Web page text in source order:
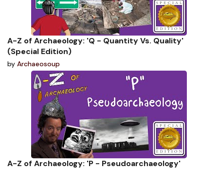
A-Z of Archaeology: 'Q - Quantity Vs. Quality'
(Special Edition)
by Archaeosoup
A-Z of Archaeology: 'P - Pseudoarchaeology'